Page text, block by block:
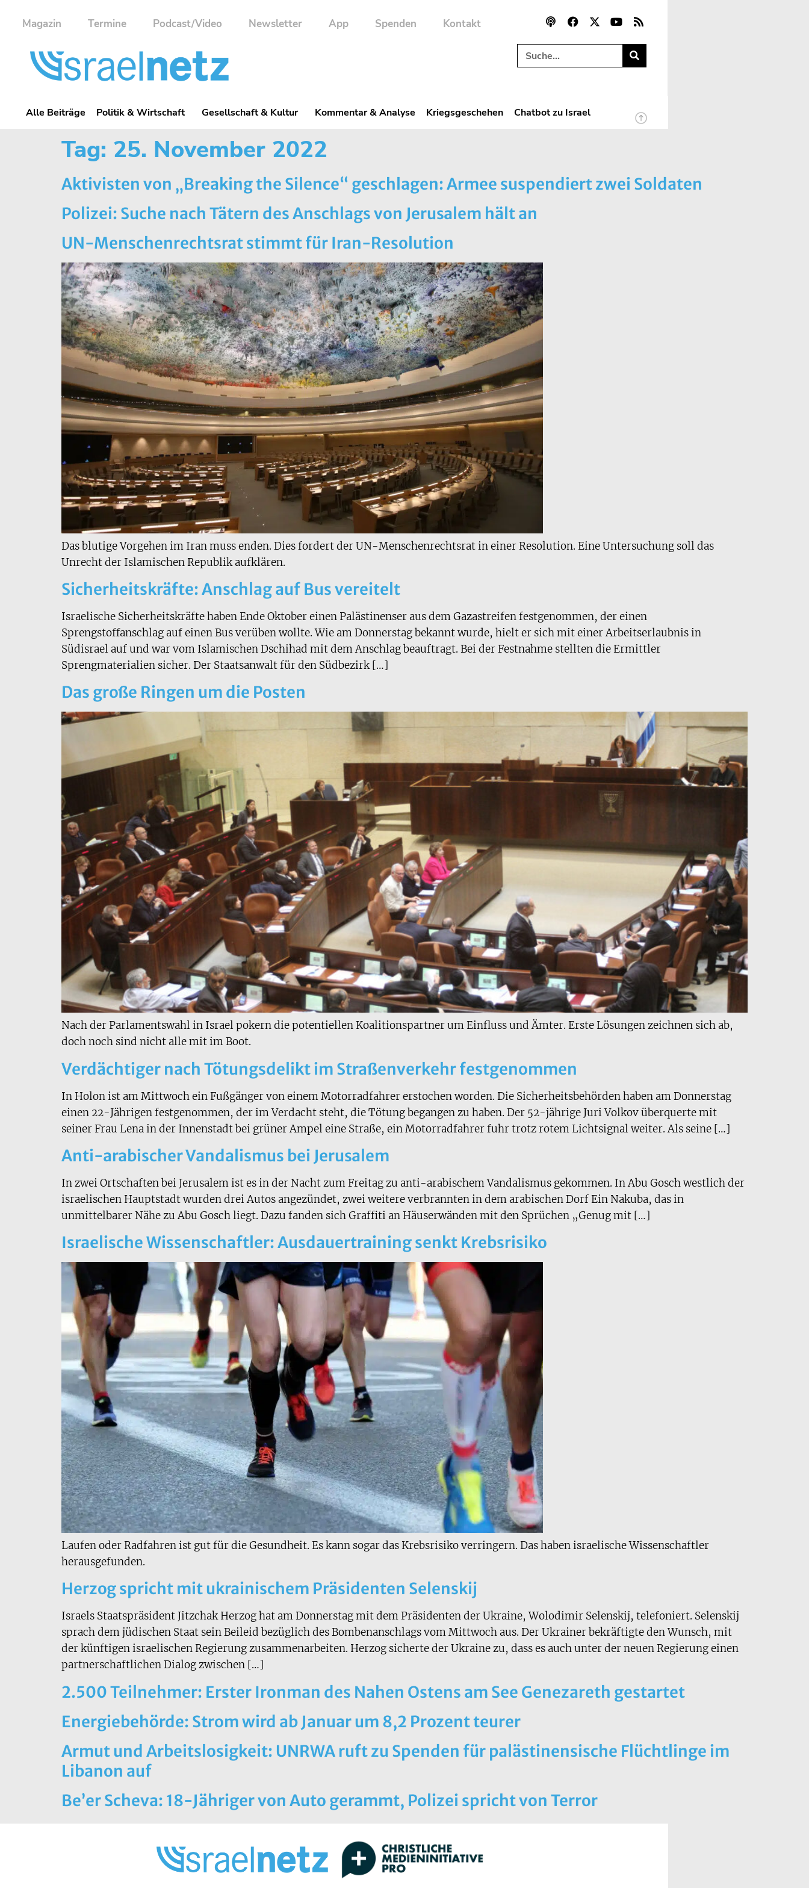
Magazin Termine Podcast/Video Newsletter App Spenden Kontakt
Alle Beiträge Politik & Wirtschaft Gesellschaft & Kultur Kommentar & Analyse Kriegsgeschehen Chatbot zu Israel
Tag: 25. November 2022
Aktivisten von „Breaking the Silence“ geschlagen: Armee suspendiert zwei Soldaten
Polizei: Suche nach Tätern des Anschlags von Jerusalem hält an
UN-Menschenrechtsrat stimmt für Iran-Resolution
Das blutige Vorgehen im Iran muss enden. Dies fordert der UN-Menschenrechtsrat in einer Resolution. Eine Untersuchung soll das
Unrecht der Islamischen Republik aufklären.
Sicherheitskräfte: Anschlag auf Bus vereitelt
Israelische Sicherheitskräfte haben Ende Oktober einen Palästinenser aus dem Gazastreifen festgenommen, der einen
Sprengstoffanschlag auf einen Bus verüben wollte. Wie am Donnerstag bekannt wurde, hielt er sich mit einer Arbeitserlaubnis in
Südisrael auf und war vom Islamischen Dschihad mit dem Anschlag beauftragt. Bei der Festnahme stellten die Ermittler
Sprengmaterialien sicher. Der Staatsanwalt für den Südbezirk […]
Das große Ringen um die Posten
Nach der Parlamentswahl in Israel pokern die potentiellen Koalitionspartner um Einfluss und Ämter. Erste Lösungen zeichnen sich ab,
doch noch sind nicht alle mit im Boot.
Verdächtiger nach Tötungsdelikt im Straßenverkehr festgenommen
In Holon ist am Mittwoch ein Fußgänger von einem Motorradfahrer erstochen worden. Die Sicherheitsbehörden haben am Donnerstag
einen 22-Jährigen festgenommen, der im Verdacht steht, die Tötung begangen zu haben. Der 52-jährige Juri Volkov überquerte mit
seiner Frau Lena in der Innenstadt bei grüner Ampel eine Straße, ein Motorradfahrer fuhr trotz rotem Lichtsignal weiter. Als seine […]
Anti-arabischer Vandalismus bei Jerusalem
In zwei Ortschaften bei Jerusalem ist es in der Nacht zum Freitag zu anti-arabischem Vandalismus gekommen. In Abu Gosch westlich der
israelischen Hauptstadt wurden drei Autos angezündet, zwei weitere verbrannten in dem arabischen Dorf Ein Nakuba, das in
unmittelbarer Nähe zu Abu Gosch liegt. Dazu fanden sich Graffiti an Häuserwänden mit den Sprüchen „Genug mit […]
Israelische Wissenschaftler: Ausdauertraining senkt Krebsrisiko
Laufen oder Radfahren ist gut für die Gesundheit. Es kann sogar das Krebsrisiko verringern. Das haben israelische Wissenschaftler
herausgefunden.
Herzog spricht mit ukrainischem Präsidenten Selenskij
Israels Staatspräsident Jitzchak Herzog hat am Donnerstag mit dem Präsidenten der Ukraine, Wolodimir Selenskij, telefoniert. Selenskij
sprach dem jüdischen Staat sein Beileid bezüglich des Bombenanschlags vom Mittwoch aus. Der Ukrainer bekräftigte den Wunsch, mit
der künftigen israelischen Regierung zusammenarbeiten. Herzog sicherte der Ukraine zu, dass es auch unter der neuen Regierung einen
partnerschaftlichen Dialog zwischen […]
2.500 Teilnehmer: Erster Ironman des Nahen Ostens am See Genezareth gestartet
Energiebehörde: Strom wird ab Januar um 8,2 Prozent teurer
Armut und Arbeitslosigkeit: UNRWA ruft zu Spenden für palästinensische Flüchtlinge im
Libanon auf
Be’er Scheva: 18-Jähriger von Auto gerammt, Polizei spricht von Terror